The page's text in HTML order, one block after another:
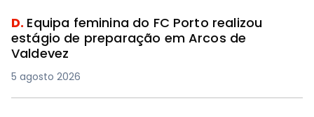
D. Equipa feminina do FC Porto realizou
estágio de preparação em Arcos de
Valdevez
5 agosto 2026